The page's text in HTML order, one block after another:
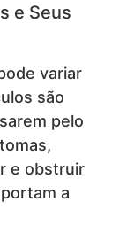
e Seus
variar
são
pelo
e obstruir
a